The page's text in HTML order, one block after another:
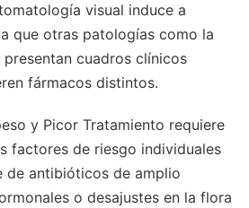
visual induce a
que otras patologías como la
cuadros clínicos
fármacos distintos.
y Picor Tratamiento requiere
factores de riesgo individuales
de antibióticos de amplio
o desajustes en la flora